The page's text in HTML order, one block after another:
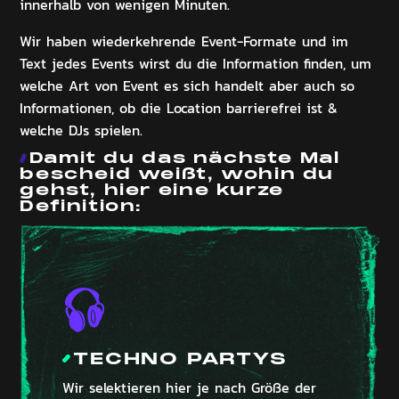
innerhalb von wenigen Minuten.
Wir haben wiederkehrende Event-Formate und im
Text jedes Events wirst du die Information finden, um
welche Art von Event es sich handelt aber auch so
Informationen, ob die Location barrierefrei ist &
welche DJs spielen.
Damit du das nächste Mal
bescheid weißt, wohin du
gehst, hier eine kurze
Definition:
TECHNO PARTYS
Wir selektieren hier je nach Größe der